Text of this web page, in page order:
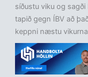
síðustu viku og
tapið gegn ÍBV að
keppni næstu